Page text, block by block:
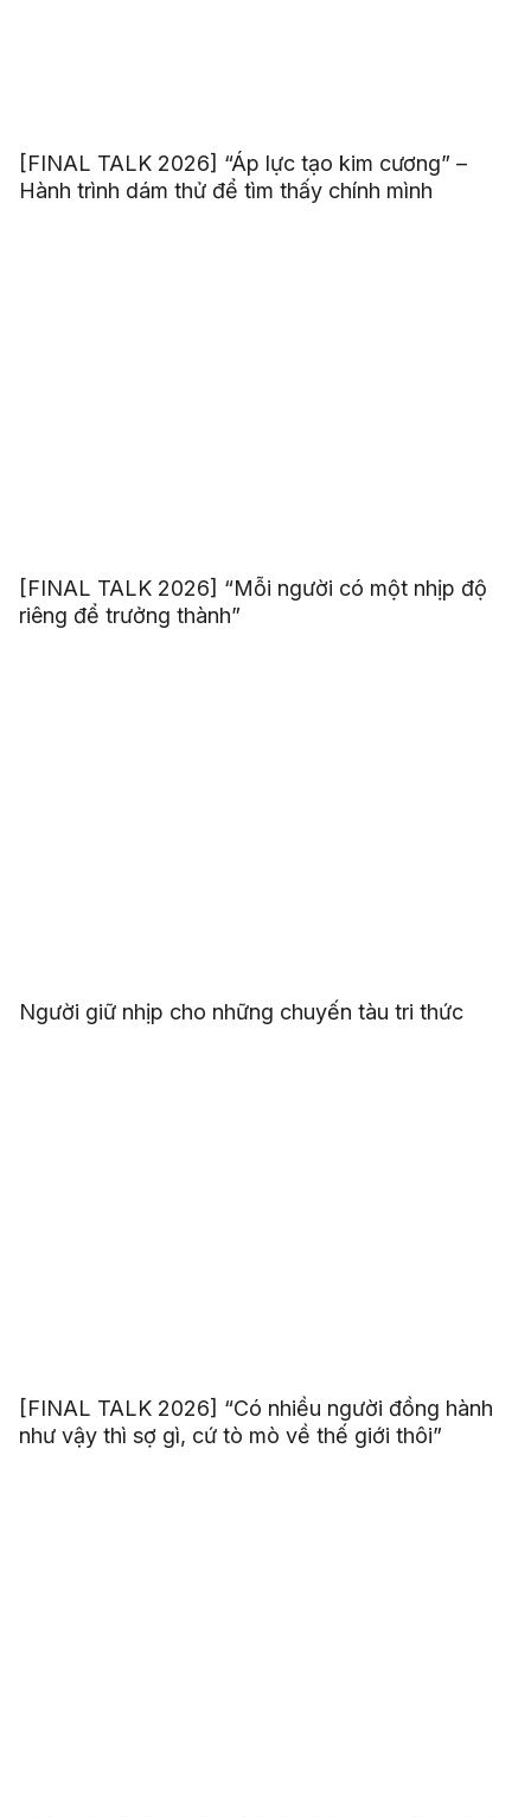
[FINAL TALK 2026] “Áp lực tạo kim cương” –
Hành trình dám thử để tìm thấy chính mình
[FINAL TALK 2026] “Mỗi người có một nhịp độ
riêng để trưởng thành”
Người giữ nhịp cho những chuyến tàu tri thức
[FINAL TALK 2026] “Có nhiều người đồng hành
như vậy thì sợ gì, cứ tò mò về thế giới thôi”